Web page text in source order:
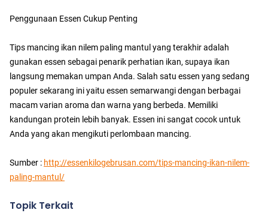
Penggunaan Essen Cukup Penting
Tips mancing ikan nilem paling mantul yang terakhir adalah
gunakan essen sebagai penarik perhatian ikan, supaya ikan
langsung memakan umpan Anda. Salah satu essen yang sedang
populer sekarang ini yaitu essen semarwangi dengan berbagai
macam varian aroma dan warna yang berbeda. Memiliki
kandungan protein lebih banyak. Essen ini sangat cocok untuk
Anda yang akan mengikuti perlombaan mancing.
Sumber : http://essenkilogebrusan.com/tips-mancing-ikan-nilem-
paling-mantul/
Topik Terkait